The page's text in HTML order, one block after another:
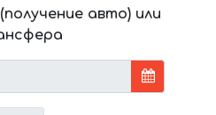
авто) или